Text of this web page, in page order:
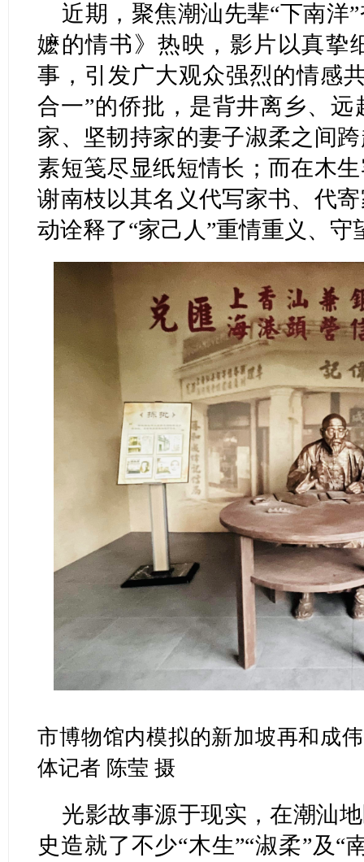
近期，聚焦潮汕先辈“下南洋
嬷的情书》热映，影片以真挚
事，引发广大观众强烈的情感
合一”的侨批，是背井离乡、
家、坚韧持家的妻子淑柔之间
素短笺尽显纸短情长；而在木
谢南枝以其名义代写家书、代
动诠释了“家己人”重情重义、
市博物馆内模拟的新加坡再和成
体记者 陈莹 摄
光影故事源于现实，在潮汕
史造就了不少“木生”“淑柔”及“